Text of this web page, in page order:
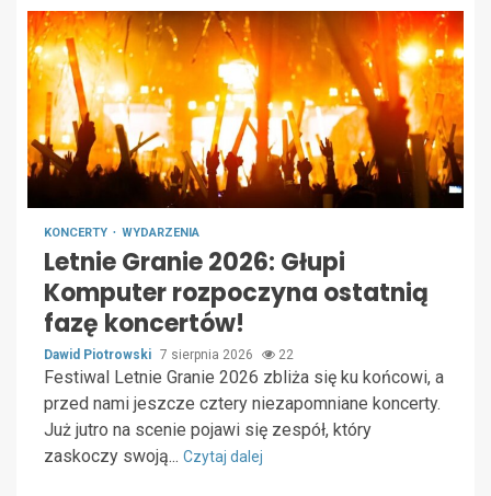
KONCERTY WYDARZENIA
Letnie Granie 2026: Głupi
Komputer rozpoczyna ostatnią
fazę koncertów!
Dawid Piotrowski 7 sierpnia 2026 22
Festiwal Letnie Granie 2026 zbliża się ku końcowi, a
przed nami jeszcze cztery niezapomniane koncerty.
Już jutro na scenie pojawi się zespół, który
zaskoczy swoją... Czytaj dalej